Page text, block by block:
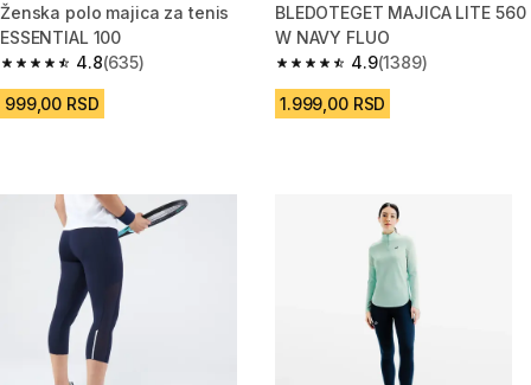
Ženska polo majica za tenis
ESSENTIAL 100
4.8
4.8 od 5 zvezdica from 635 Recenzije
(635)
999,00 RSD
BLEDOTEGET MAJICA LITE 560
W NAVY FLUO
4.9
4.9 od 5 zvezdica from 1389
(1389)
1.999,00 RSD